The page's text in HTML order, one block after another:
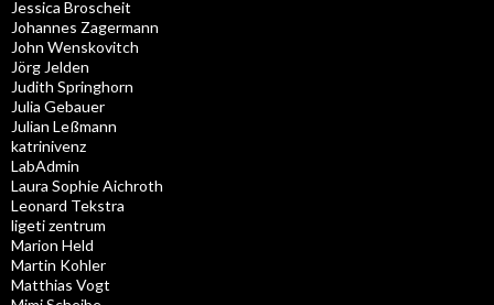
Jessica Broscheit
Johannes Zagermann
John Wenskovitch
Jörg Jelden
Judith Springhorn
Julia Gebauer
Julian Leßmann
katrinivenz
LabAdmin
Laura Sophie Aichroth
Leonard Tekstra
ligeti zentrum
Marion Held
Martin Kohler
Matthias Vogt